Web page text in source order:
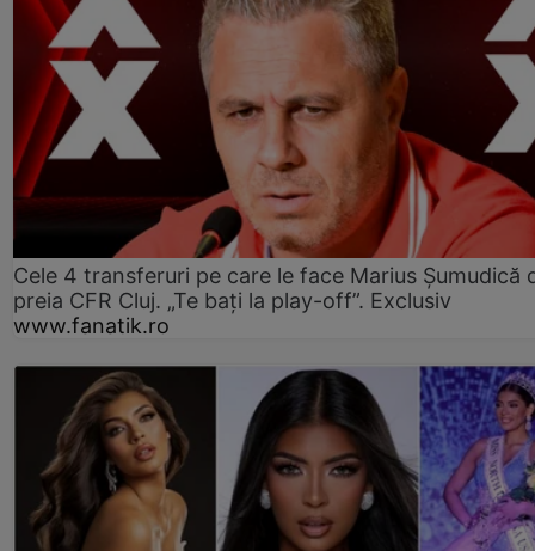
Cele 4 transferuri pe care le face Marius Șumudică
preia CFR Cluj. „Te bați la play-off”. Exclusiv
www.fanatik.ro